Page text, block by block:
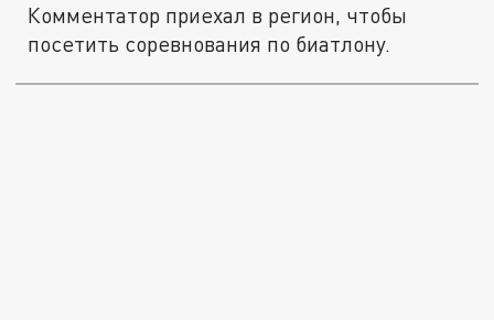
Комментатор приехал в регион, чтобы
посетить соревнования по биатлону.